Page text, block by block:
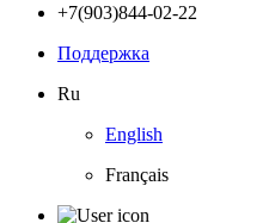
+7(903)844-02-22
Поддержка
Ru
English
Français